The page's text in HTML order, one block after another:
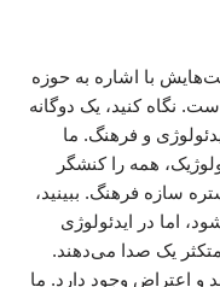
با اشاره به حوزه
نگاه کنید، یک دوگانه
و فرهنگ. ما
همه را کنشگر
سازه فرهنگ. ببینید،
اما در ایدئولوژی
یک صدا می‌دهند.
و اعتراض وجود دارد. ما